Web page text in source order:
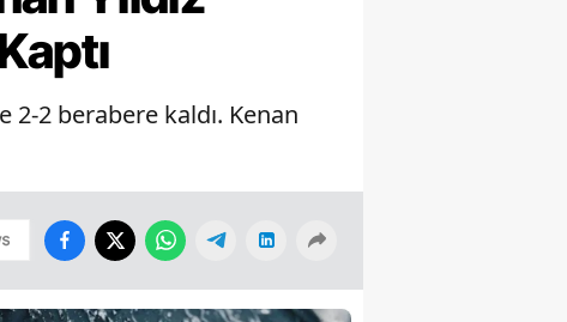
2-2 berabere kaldı. Kenan